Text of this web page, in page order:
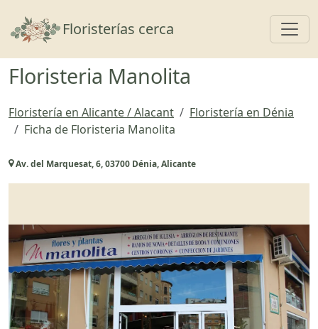
Floristerías cerca
Floristeria Manolita
Floristería en Alicante / Alacant
Floristería en Dénia
Ficha de Floristeria Manolita
Av. del Marquesat, 6, 03700 Dénia, Alicante